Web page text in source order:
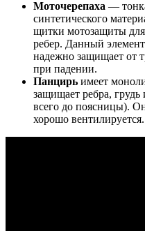
Моточерепаха —
синтетического
щитки мотозащиты
ребер. Данный
надежно защищает от
при падении.
Панцирь имеет
защищает ребра,
всего до поясницы).
хорошо вентилируется.